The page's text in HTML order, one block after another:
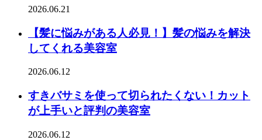
2026.06.21
【髪に悩みがある人必見！】髪の悩みを解決
してくれる美容室
2026.06.12
すきバサミを使って切られたくない！カット
が上手いと評判の美容室
2026.06.12